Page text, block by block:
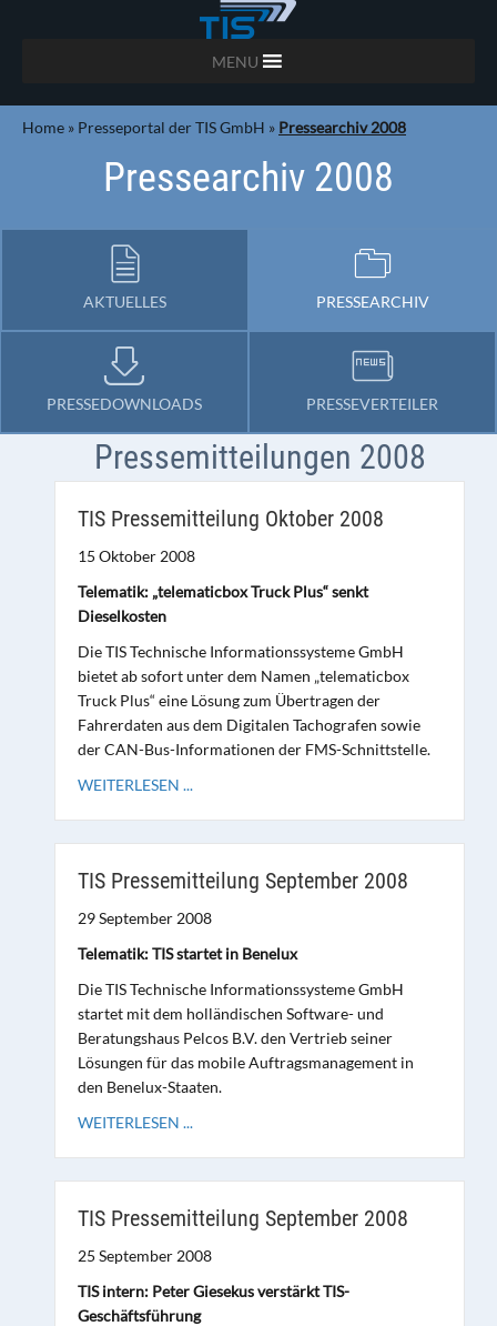
MENU
Home » Presseportal der TIS GmbH » Pressearchiv 2008
Pressearchiv 2008
AKTUELLES PRESSEARCHIV
PRESSEDOWNLOADS PRESSEVERTEILER
Pressemitteilungen 2008
TIS Pressemitteilung Oktober 2008
15 Oktober 2008
Telematik: „telematicbox Truck Plus“ senkt
Dieselkosten
Die TIS Technische Informationssysteme GmbH
bietet ab sofort unter dem Namen „telematicbox
Truck Plus“ eine Lösung zum Übertragen der
Fahrerdaten aus dem Digitalen Tachografen sowie
der CAN-Bus-Informationen der FMS-Schnittstelle.
WEITERLESEN ...
TIS Pressemitteilung September 2008
29 September 2008
Telematik: TIS startet in Benelux
Die TIS Technische Informationssysteme GmbH
startet mit dem holländischen Software- und
Beratungshaus Pelcos B.V. den Vertrieb seiner
Lösungen für das mobile Auftragsmanagement in
den Benelux-Staaten.
WEITERLESEN ...
TIS Pressemitteilung September 2008
25 September 2008
TIS intern: Peter Giesekus verstärkt TIS-
Geschäftsführung